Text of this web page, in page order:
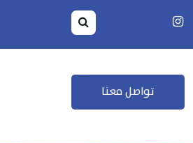
تواصل معنا